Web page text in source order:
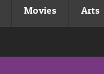
Movies Arts